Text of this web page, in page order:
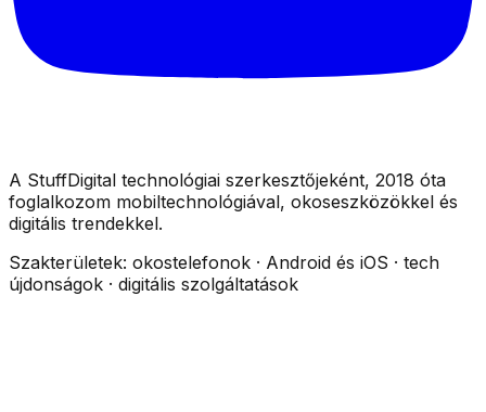
A StuffDigital technológiai szerkesztőjeként, 2018 óta
foglalkozom mobiltechnológiával, okoseszközökkel és
digitális trendekkel.
Szakterületek: okostelefonok · Android és iOS · tech
újdonságok · digitális szolgáltatások